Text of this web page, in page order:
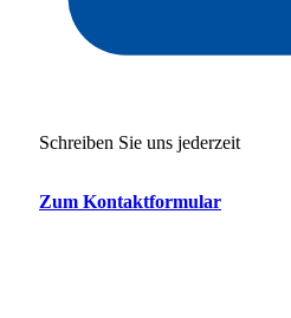
Schreiben Sie uns jederzeit
Zum Kontaktformular